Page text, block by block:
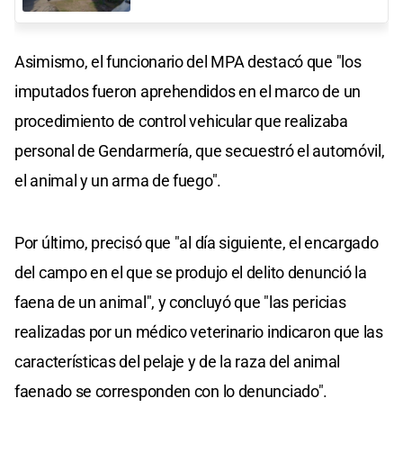
Asimismo, el funcionario del MPA destacó que "los
imputados fueron aprehendidos en el marco de un
procedimiento de control vehicular que realizaba
personal de Gendarmería, que secuestró el automóvil,
el animal y un arma de fuego".
Por último, precisó que "al día siguiente, el encargado
del campo en el que se produjo el delito denunció la
faena de un animal", y concluyó que "las pericias
realizadas por un médico veterinario indicaron que las
características del pelaje y de la raza del animal
faenado se corresponden con lo denunciado".